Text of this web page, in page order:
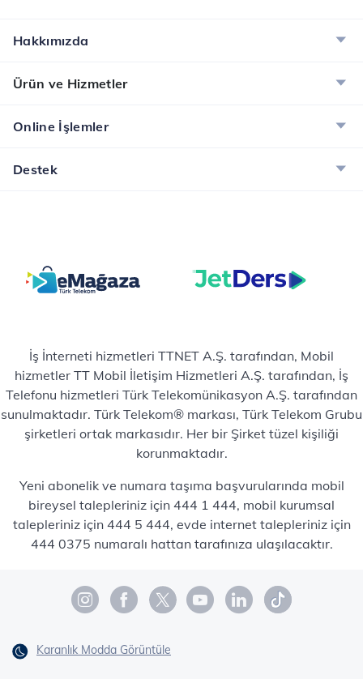
Hakkımızda
Ürün ve Hizmetler
Online İşlemler
Destek
İş İnterneti hizmetleri TTNET A.Ş. tarafından, Mobil
hizmetler TT Mobil İletişim Hizmetleri A.Ş. tarafından, İş
Telefonu hizmetleri Türk Telekomünikasyon A.Ş. tarafından
sunulmaktadır. Türk Telekom® markası, Türk Telekom Grubu
şirketleri ortak markasıdır. Her bir Şirket tüzel kişiliği
korunmaktadır.
Yeni abonelik ve numara taşıma başvurularında mobil
bireysel talepleriniz için 444 1 444, mobil kurumsal
talepleriniz için 444 5 444, evde internet talepleriniz için
444 0375 numaralı hattan tarafınıza ulaşılacaktır.
Karanlık Modda Görüntüle